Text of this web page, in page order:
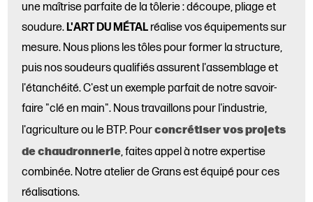
une maîtrise parfaite de la tôlerie : découpe, pliage et
soudure.L'ART DU MÉTAL réalise vos équipements sur
mesure. Nous plions les tôles pour former la structure,
puis nos soudeurs qualifiés assurent l'assemblage et
l'étanchéité. C'est un exemple parfait de notre savoir-
faire "clé en main". Nous travaillons pour l'industrie,
l'agriculture ou le BTP. Pourconcrétiser vos projets
de chaudronnerie, faites appel à notre expertise
combinée. Notre atelier de Grans est équipé pour ces
réalisations.